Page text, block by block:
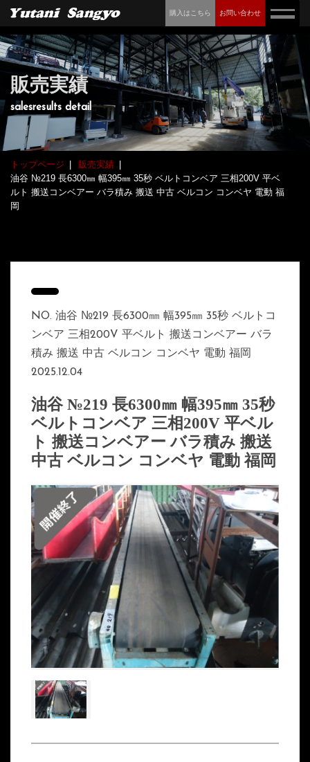
購入はこちら お問い合わせ
販売実績
salesresults detail
トップページ
販売実績
油谷 №219 長6300㎜ 幅395㎜ 35秒 ベルトコンベア 三相200V 平ベ
ルト 搬送コンベアー バラ積み 搬送 中古 ベルコン コンベヤ 電動 福
岡
NO. 油谷 №219 長6300㎜ 幅395㎜ 35秒 ベルトコ
ンベア 三相200V 平ベルト 搬送コンベアー バラ
積み 搬送 中古 ベルコン コンベヤ 電動 福岡
2025.12.04
油谷 №219 長6300㎜ 幅395㎜ 35秒
ベルトコンベア 三相200V 平ベル
ト 搬送コンベアー バラ積み 搬送
中古 ベルコン コンベヤ 電動 福岡